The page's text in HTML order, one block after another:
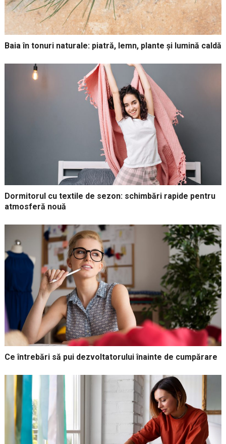
Baia în tonuri naturale: piatră, lemn, plante și lumină caldă
Dormitorul cu textile de sezon: schimbări rapide pentru
atmosferă nouă
Ce întrebări să pui dezvoltatorului înainte de cumpărare